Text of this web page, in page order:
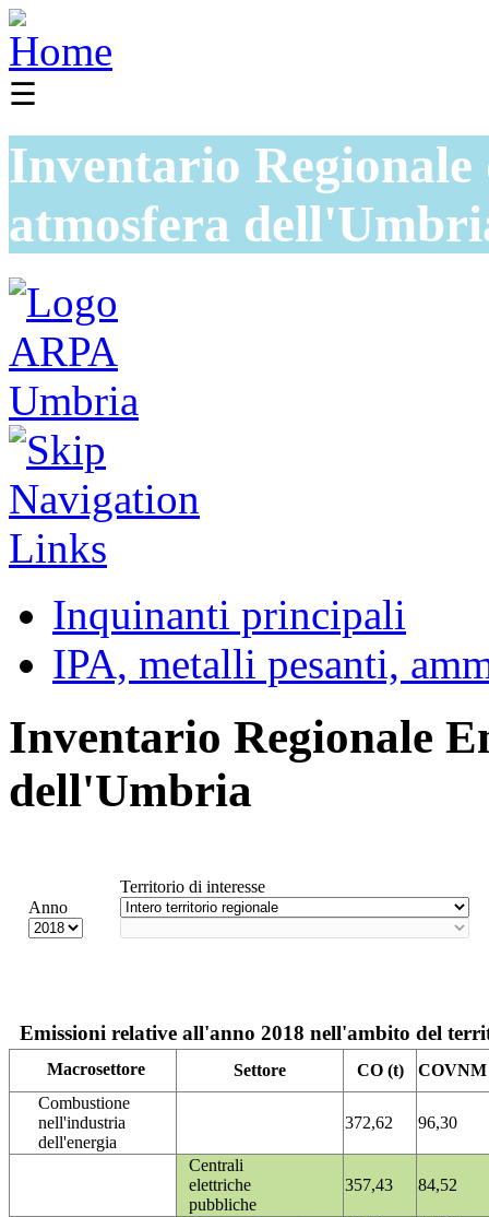
☰
Inventario
atmosfera
Inquinanti principali
IPA, metalli pesanti,
Inventario Regionale
dell'Umbria
Anno
Territorio di interesse
Emissioni relative all'anno 2018 nell'ambito del
Macrosettore Settore CO (t)
COVNM
Combustione
nell'industria
dell'energia
372,62 96,30
Centrali
elettriche
pubbliche
357,43 84,52